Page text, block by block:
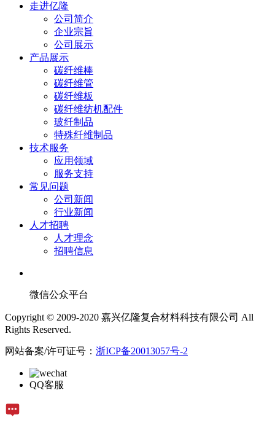
走进亿隆
公司简介
企业宗旨
公司展示
产品展示
碳纤维棒
碳纤维管
碳纤维板
碳纤维纺机配件
玻纤制品
特殊纤维制品
技术服务
应用领域
服务支持
常见问题
公司新闻
行业新闻
人才招聘
人才理念
招聘信息
微信公众平台
Copyright © 2009-2020 嘉兴亿隆复合材料科技有限公司 All
Rights Reserved.
网站备案/许可证号： 浙ICP备20013057号-2
QQ客服